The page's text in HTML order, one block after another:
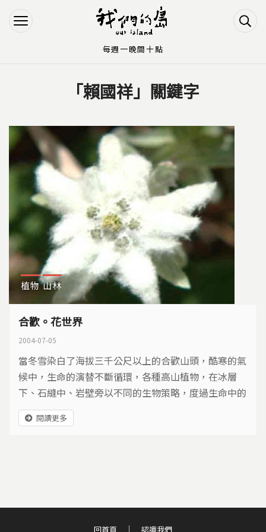
Jump to Navigation
Jump to Main content
「賴國祥」關鍵字
植物 山林
合歡。花世界
2004-07-05
當冬雪染白了海拔三千公尺以上的合歡山頭，酷寒的氣
候中，生命的演替不斷循環，各種高山植物，在冰層
下、石縫中、岩壁旁以不同的生物策略，度過生命中的
嚴冬，等待初夏的甦醒，為遼闊的高山地區綻放繽紛的
色彩。閱讀更多
回首頁 認識我們
每週一晚間十點